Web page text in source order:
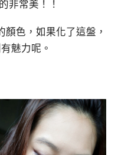
非常美！！
色，如果化了這盤，
魅力呢。